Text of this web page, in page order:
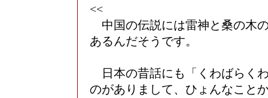
<<
中国の伝説には雷神と桑の木
あるんだそうです。
日本の昔話にも「くわばらく
のがありまして、ひょんなこと